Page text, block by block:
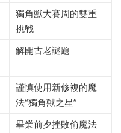
獨角獸大賽周的雙重
挑戰
解開古老謎題
謹慎使用新修複的魔
法“獨角獸之星”
畢業前夕挫敗偷魔法